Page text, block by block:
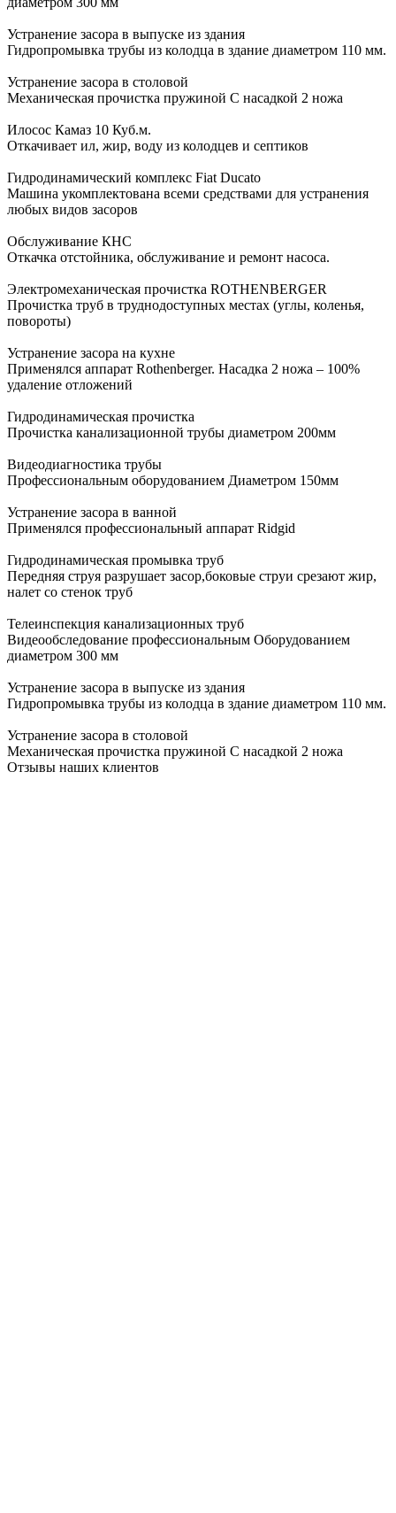
Устранение засора в выпуске из здания
Гидропромывка трубы из колодца в здание диаметром 110 мм.
Устранение засора в столовой
Механическая прочистка пружиной С насадкой 2 ножа
Илосос Камаз 10 Куб.м.
Откачивает ил, жир, воду из колодцев и септиков
Гидродинамический комплекс Fiat Ducato
Машина укомплектована всеми средствами для устранения
любых видов засоров
Обслуживание КНС
Откачка отстойника, обслуживание и ремонт насоса.
Электромеханическая прочистка ROTHENBERGER
Прочистка труб в труднодоступных местах (углы, коленья,
повороты)
Устранение засора на кухне
Применялся аппарат Rothenberger. Насадка 2 ножа – 100%
удаление отложений
Гидродинамическая прочистка
Прочистка канализационной трубы диаметром 200мм
Видеодиагностика трубы
Профессиональным оборудованием Диаметром 150мм
Устранение засора в ванной
Применялся профессиональный аппарат Ridgid
Гидродинамическая промывка труб
Передняя струя разрушает засор,боковые струи срезают жир,
налет со стенок труб
Телеинспекция канализационных труб
Видеообследование профессиональным Оборудованием
диаметром 300 мм
Устранение засора в выпуске из здания
Гидропромывка трубы из колодца в здание диаметром 110 мм.
Устранение засора в столовой
Механическая прочистка пружиной С насадкой 2 ножа
Отзывы наших клиентов